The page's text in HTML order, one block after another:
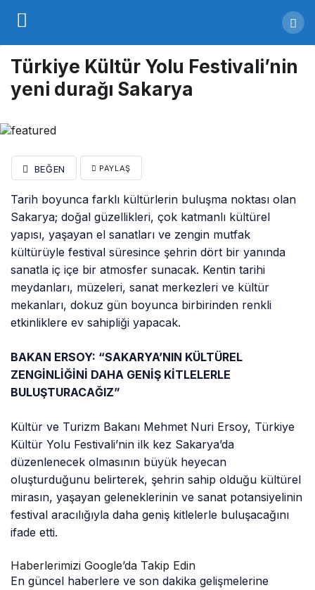
Türkiye Kültür Yolu Festivali’nin
yeni durağı Sakarya
BEĞEN PAYLAŞ
Tarih boyunca farklı kültürlerin buluşma noktası olan
Sakarya; doğal güzellikleri, çok katmanlı kültürel
yapısı, yaşayan el sanatları ve zengin mutfak
kültürüyle festival süresince şehrin dört bir yanında
sanatla iç içe bir atmosfer sunacak. Kentin tarihi
meydanları, müzeleri, sanat merkezleri ve kültür
mekanları, dokuz gün boyunca birbirinden renkli
etkinliklere ev sahipliği yapacak.
BAKAN ERSOY: “SAKARYA’NIN KÜLTÜREL
ZENGİNLİĞİNİ DAHA GENİŞ KİTLELERLE
BULUŞTURACAĞIZ”
Kültür ve Turizm Bakanı Mehmet Nuri Ersoy, Türkiye
Kültür Yolu Festivali’nin ilk kez Sakarya’da
düzenlenecek olmasının büyük heyecan
oluşturduğunu belirterek, şehrin sahip olduğu kültürel
mirasın, yaşayan geleneklerinin ve sanat potansiyelinin
festival aracılığıyla daha geniş kitlelerle buluşacağını
ifade etti.
Haberlerimizi Google’da Takip Edin
En güncel haberlere ve son dakika gelişmelerine